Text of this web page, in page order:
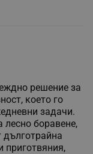
решение за
което го
задачи.
боравене,
дълготрайна
приготвяния,